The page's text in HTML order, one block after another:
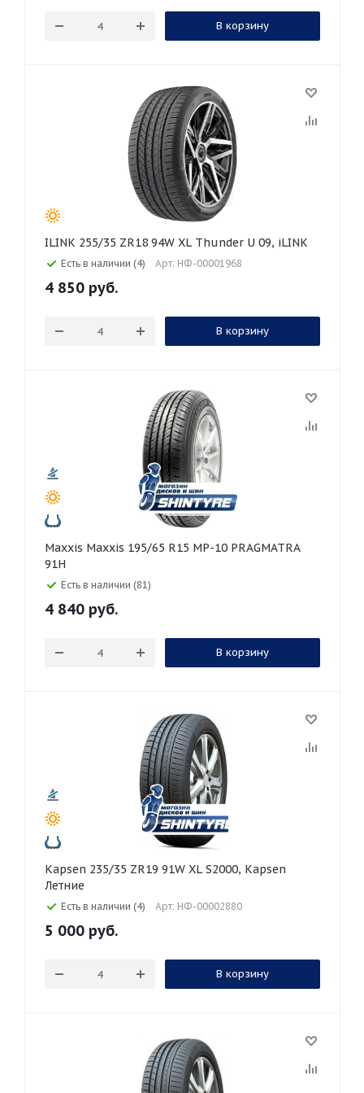
В корзину
ILINK 255/35 ZR18 94W XL Thunder U 09, iLINK
Есть в наличии (4) Арт: НФ-00001968
4 850 руб.
В корзину
Maxxis Maxxis 195/65 R15 MP-10 PRAGMATRA
91H
Есть в наличии (81)
4 840 руб.
В корзину
Kapsen 235/35 ZR19 91W XL S2000, Kapsen
Летние
Есть в наличии (4) Арт: НФ-00002880
5 000 руб.
В корзину